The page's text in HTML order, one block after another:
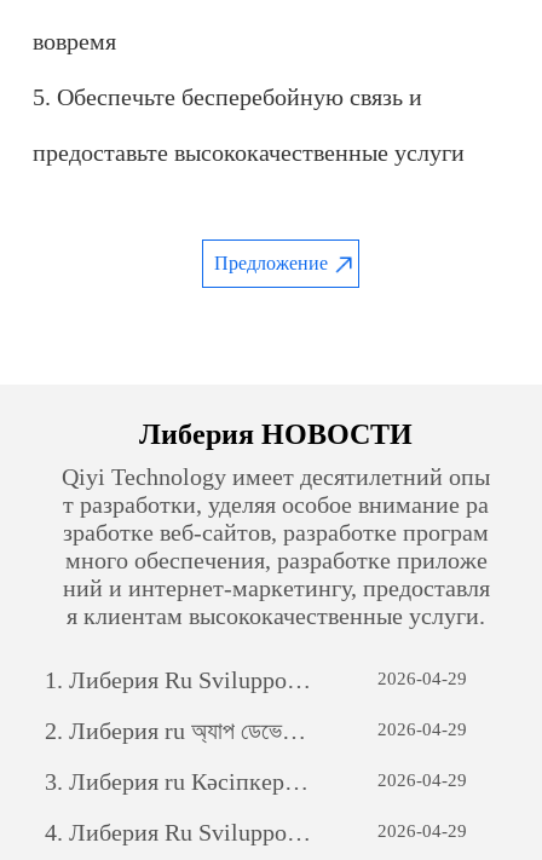
вовремя
5. Обеспечьте бесперебойную связь и
предоставьте высококачественные услуги
Предложение
Либерия НОВОСТИ
Qiyi Technology имеет десятилетний опы
т разработки, уделяя особое внимание ра
зработке веб-сайтов, разработке програм
много обеспечения, разработке приложе
ний и интернет-маркетингу, предоставля
я клиентам высококачественные услуги.
1. Либерия Ru Sviluppo di siti web per il commercio estero: una guida completa 2026-04-29
2. Либерия ru অ্যাপ ডেভেলপমেন্টঃ একটি সফল মোবাইল অ্যাপ্লিকেশন তৈরির যাত্রা 2026-04-29
3. Либерия ru Кәсіпкерлік әлеуетті ашу: жеке бағдарламалық қамтамасыз етуді дамытудың күші 2026-04-29
4. Либерия Ru Sviluppo di siti web per il commercio estero: una guida completa 2026-04-29